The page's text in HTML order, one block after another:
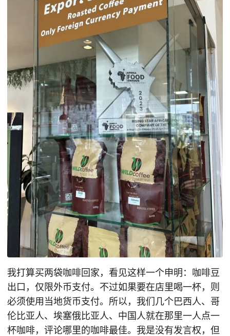
我打算买两袋咖啡回家，看见这样一个申明：咖啡豆
出口，仅限外币支付。不过如果要在店里喝一杯，则
必须使用当地货币支付。所以，我们几个巴西人、哥
伦比亚人、埃塞俄比亚人、中国人就在那里一人点一
杯咖啡，评论哪里的咖啡最佳。我是没有发言权，但